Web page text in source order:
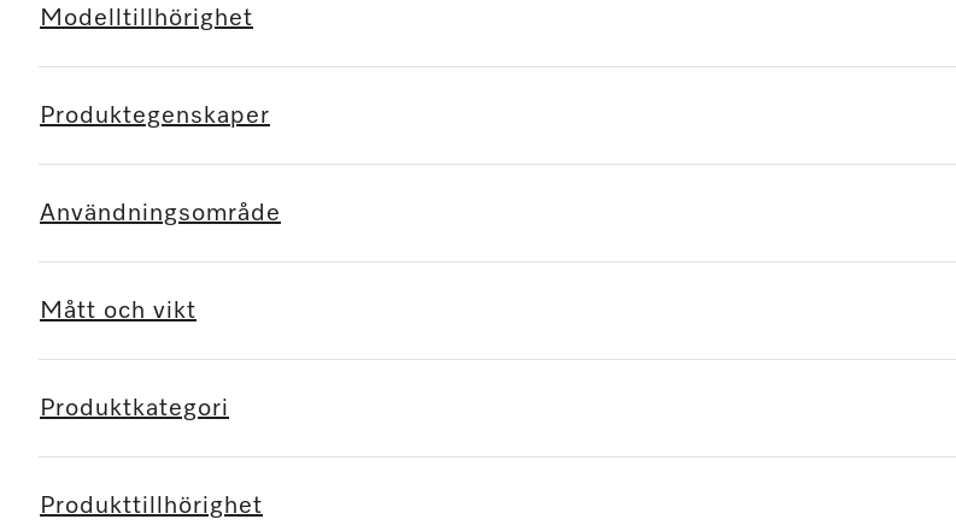
Modelltillhörighet
Produktegenskaper
Användningsområde
Mått och vikt
Produktkategori
Produkttillhörighet